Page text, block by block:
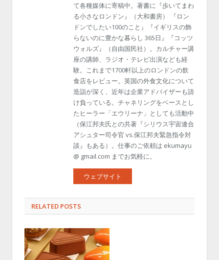
て各種媒体に寄稿中。著書に『歩いてまわ
る小さなロンドン』（大和書房） 『ロン
ドンでしたい100のこと』『イギリスの飾
らないのに豊かな暮らし 365日』『コッツ
ウォルズ』（自由国民社）。カルチャー講
座の講師、ラジオ・テレビ出演なども経
験。これまで1700軒以上のロンドンの飲
食店をレビュー。英国の外食文化について
造詣が深く、近年は企業アドバイザーも請
け負っている。チャネリングをベースとし
たヒーラー「エウリーナ」としても活動中
（保江邦夫氏との共著『シリウス宇宙連合
アシュター司令官 vs.保江邦夫緊急指令対
談』もある）。仕事のご依頼は ekumayu
@ gmail.com までお気軽に。
ウェブサイト
RELATED POSTS